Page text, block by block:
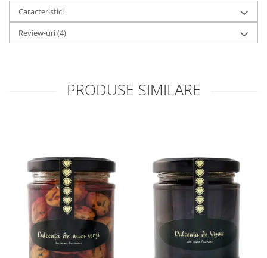
Caracteristici
Review-uri(4)
PRODUSE SIMILARE